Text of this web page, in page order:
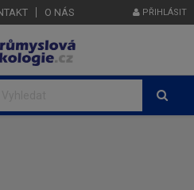
O NÁS PŘIHLÁSIT